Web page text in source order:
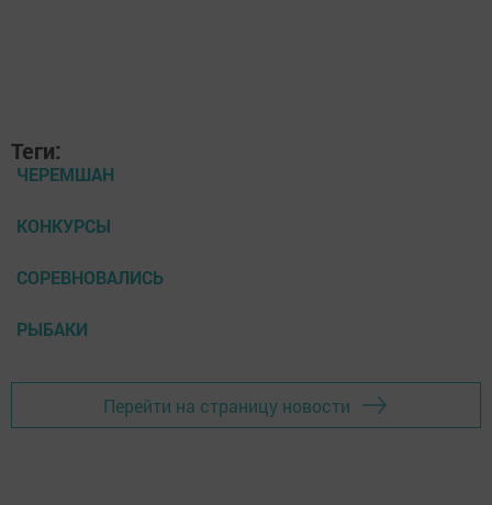
Теги:
ЧЕРЕМШАН
КОНКУРСЫ
СОРЕВНОВАЛИСЬ
РЫБАКИ
Перейти на страницу новости